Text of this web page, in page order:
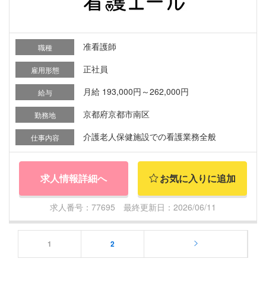
職種 准看護師
雇用形態 正社員
給与 月給 193,000円～262,000円
勤務地 京都府京都市南区
仕事内容 介護老人保健施設での看護業務全般
求人情報詳細へ お気に入りに追加
求人番号：77695 最終更新日：2026/06/11
1 2